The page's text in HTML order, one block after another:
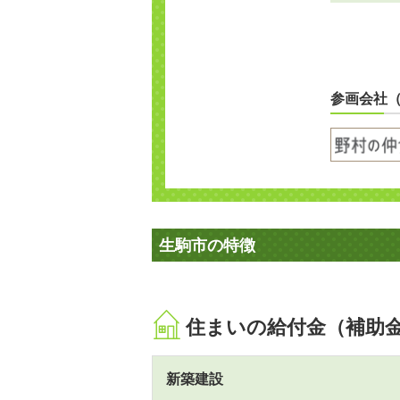
参画会社
生駒市の特徴
住まいの給付金（補助
新築建設